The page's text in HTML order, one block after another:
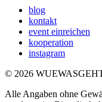
blog
kontakt
event einreichen
kooperation
instagram
© 2026
Alle Angaben ohne